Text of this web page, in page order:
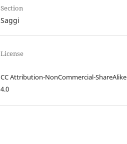
Section
Saggi
License
CC Attribution-NonCommercial-ShareAlike
4.0